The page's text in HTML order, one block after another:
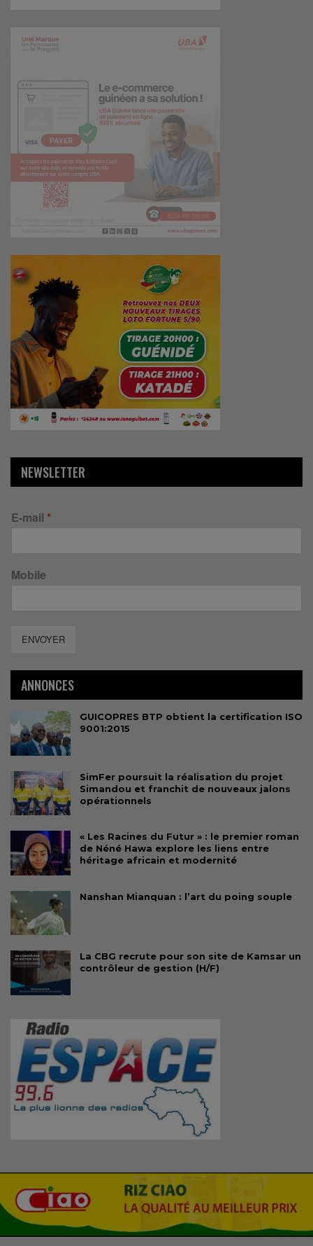
NEWSLETTER
E-mail *
Mobile
ENVOYER
ANNONCES
GUICOPRES BTP obtient la certification ISO
9001:2015
SimFer poursuit la réalisation du projet
Simandou et franchit de nouveaux jalons
opérationnels
« Les Racines du Futur » : le premier roman
de Néné Hawa explore les liens entre
héritage africain et modernité
Nanshan Mianquan : l’art du poing souple
La CBG recrute pour son site de Kamsar un
contrôleur de gestion (H/F)